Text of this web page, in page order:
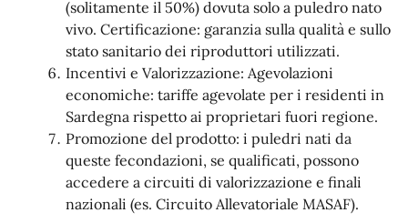
(solitamente il 50%) dovuta solo a puledro nato
vivo. Certificazione: garanzia sulla qualità e sullo
stato sanitario dei riproduttori utilizzati.
Incentivi e Valorizzazione: Agevolazioni
economiche: tariffe agevolate per i residenti in
Sardegna rispetto ai proprietari fuori regione.
Promozione del prodotto: i puledri nati da
queste fecondazioni, se qualificati, possono
accedere a circuiti di valorizzazione e finali
nazionali (es. Circuito Allevatoriale MASAF).